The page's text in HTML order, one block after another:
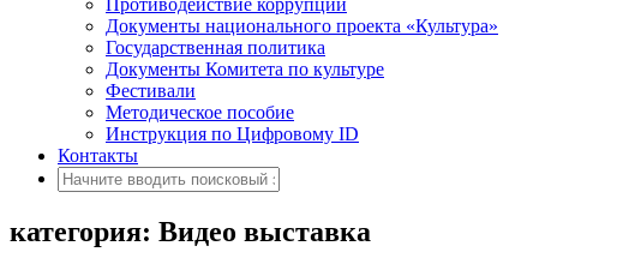
Противодействие коррупции
Документы национального проекта «Культура»
Государственная политика
Документы Комитета по культуре
Фестивали
Методическое пособие
Инструкция по Цифровому ID
Контакты
категория: Видео выставка